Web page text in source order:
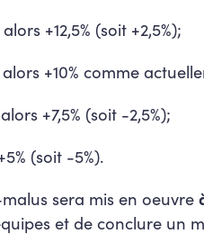
+12,5% (soit +2,5%);
alors +10% comme
+7,5% (soit -2,5%);
(soit -5%).
sera mis en oeuvre
et de conclure un